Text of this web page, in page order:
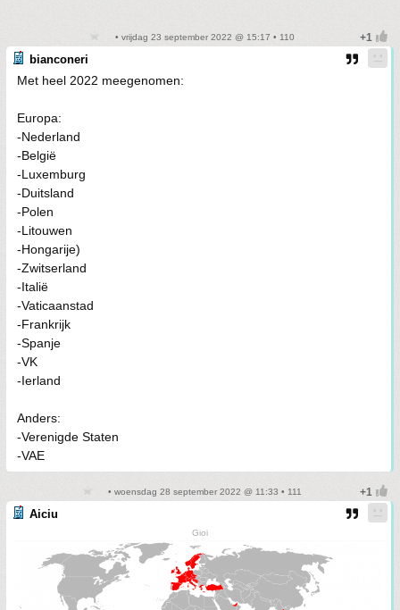
• vrijdag 23 september 2022 @ 15:17 • 110
bianconeri
Met heel 2022 meegenomen:
Europa:
-Nederland
-België
-Luxemburg
-Duitsland
-Polen
-Litouwen
-Hongarije)
-Zwitserland
-Italië
-Vaticaanstad
-Frankrijk
-Spanje
-VK
-Ierland
Anders:
-Verenigde Staten
-VAE
• woensdag 28 september 2022 @ 11:33 • 111
Aiciu
Gioi